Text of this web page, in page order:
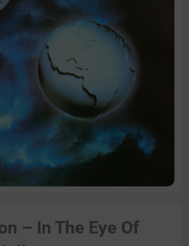
– In The Eye Of